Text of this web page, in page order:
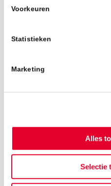
Voorkeuren
Statistieken
Marketing
Alles
Selectie